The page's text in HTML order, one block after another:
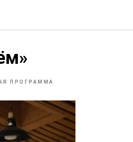
ПРОГРАММА